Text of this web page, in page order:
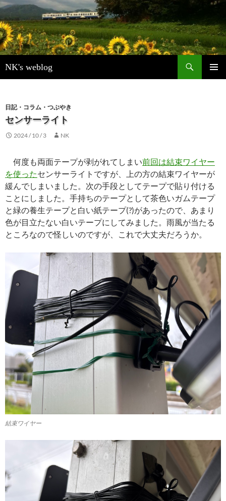
NK's weblog
索
ン
ツ
ス
プ
日記・コラム・つぶやき
センサーライト
2024 / 10 / 3 NK
何度も両面テープが剥がれてしまい前回は結束ワイヤー
を使ったセンサーライトですが、上の方の結束ワイヤーが
緩んでしまいました。次の手段としてテープで貼り付ける
ことにしました。手持ちのテープとして茶色いガムテープ
と緑の養生テープと白い紙テープ(?)があったので、あまり
色が目立たない白いテープにしてみました。雨風が当たる
ところなので怪しいのですが、これで大丈夫だろうか。
結束ワイヤー